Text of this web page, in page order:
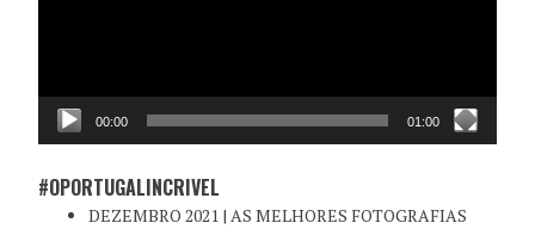
00:00 01:00
#OPORTUGALINCRIVEL
DEZEMBRO 2021 | AS MELHORES FOTOGRAFIAS